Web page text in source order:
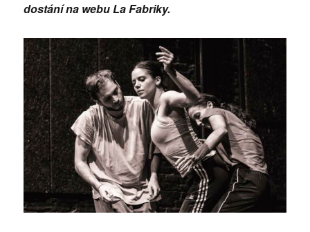
dostání na webu La Fabriky.